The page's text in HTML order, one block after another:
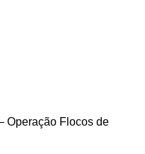
Operação Flocos de